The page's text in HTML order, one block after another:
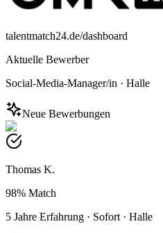
talentmatch24.de/dashboard
Aktuelle Bewerber
Social-Media-Manager/in · Halle
Neue Bewerbungen
Thomas K.
98% Match
5 Jahre Erfahrung · Sofort · Halle